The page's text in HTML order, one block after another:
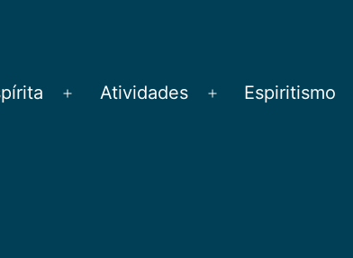
Abrir
Atividades
Abrir
Espiritismo